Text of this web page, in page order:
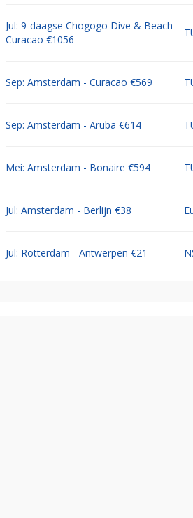
Jul: 9-daagse Chogogo Dive & Beach
Curacao €1056
Sep: Amsterdam - Curacao €569
Sep: Amsterdam - Aruba €614
Mei: Amsterdam - Bonaire €594
Jul: Amsterdam - Berlijn €38
Jul: Rotterdam - Antwerpen €21